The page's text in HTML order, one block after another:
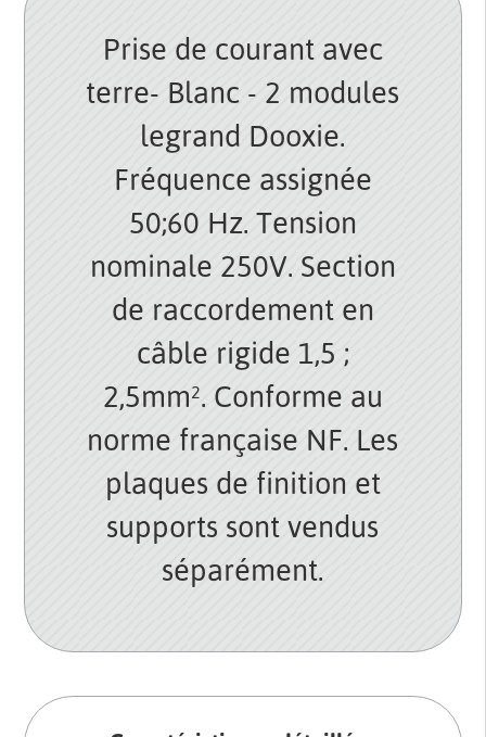
Prise de courant avec
terre- Blanc - 2 modules
legrand Dooxie.
Fréquence assignée
50;60 Hz. Tension
nominale 250V. Section
de raccordement en
câble rigide 1,5 ;
2,5mm². Conforme au
norme française NF. Les
plaques de finition et
supports sont vendus
séparément.